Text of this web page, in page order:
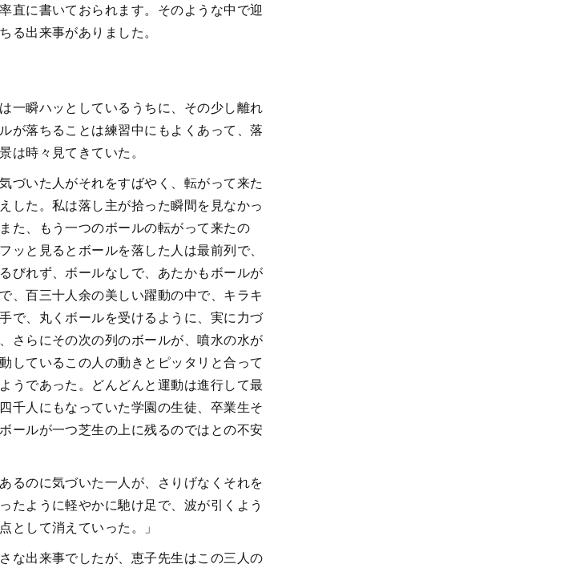
直に書いておられます。そのような中で迎
る出来事がありました。
一瞬ハッとしているうちに、その少し離れ
が落ちることは練習中にもよくあって、落
は時々見てきていた。
づいた人がそれをすばやく、転がって来た
した。私は落し主が拾った瞬間を見なかっ
た、もう一つのボールの転がって来たの
ッと見るとボールを落した人は最前列で、
びれず、ボールなしで、あたかもボールが
、百三十人余の美しい躍動の中で、キラキ
で、丸くボールを受けるように、実に力づ
さらにその次の列のボールが、噴水の水が
しているこの人の動きとピッタリと合って
うであった。どんどんと運動は進行して最
千人にもなっていた学園の生徒、卒業生そ
ールが一つ芝生の上に残るのではとの不安
るのに気づいた一人が、さりげなくそれを
たように軽やかに馳け足で、波が引くよう
として消えていった。」
な出来事でしたが、恵子先生はこの三人の